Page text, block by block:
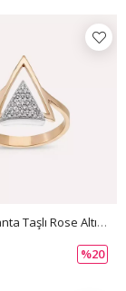
0.12 CT Pırlanta Taşlı Rose Altın Yüzük
%20